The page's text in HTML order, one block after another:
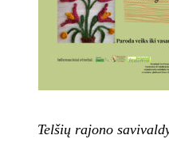
Telšių rajono